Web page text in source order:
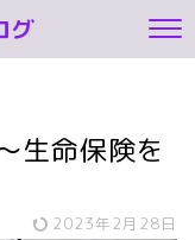
グ
生命保険を
2023年2月28日